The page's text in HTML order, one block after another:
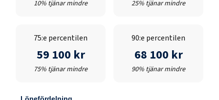
10% tjänar mindre 25% tjänar mindre
75:e percentilen
59 100 kr
75% tjänar mindre
90:e percentilen
68 100 kr
90% tjänar mindre
Lönefördelning